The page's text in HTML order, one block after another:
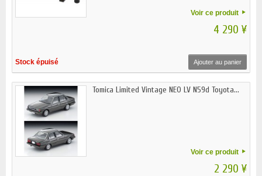
Voir ce produit
4 290 ¥
Stock épuisé Ajouter au panier
Tomica Limited Vintage NEO LV N59d Toyota...
Voir ce produit
2 290 ¥